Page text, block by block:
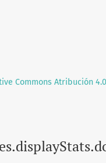
Commons Atribución 4.0